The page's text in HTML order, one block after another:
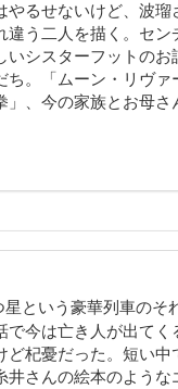
るせないけど、波瑠
う二人を描く。セ
シスターフットのお
。「ムーン・リヴァ
、今の家族とお母さ
という豪華列車のそ
今は亡き人が出て
杞憂だった。短い中
さんの絵本のような